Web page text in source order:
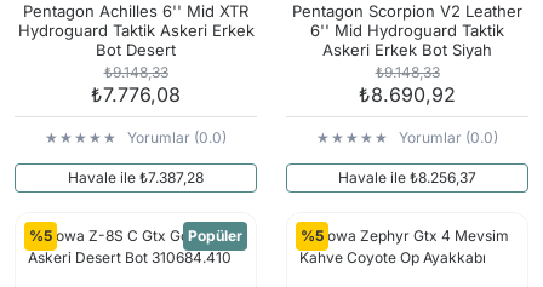
Pentagon Achilles 6'' Mid XTR
Hydroguard Taktik Askeri Erkek
Bot Desert
₺9.148,33
₺7.776,08
Yorumlar (0.0)
Havale ile ₺7.387,28
Pentagon Scorpion V2 Leather
6'' Mid Hydroguard Taktik
Askeri Erkek Bot Siyah
₺9.148,33
₺8.690,92
Yorumlar (0.0)
Havale ile ₺8.256,37
%5 Popüler %5